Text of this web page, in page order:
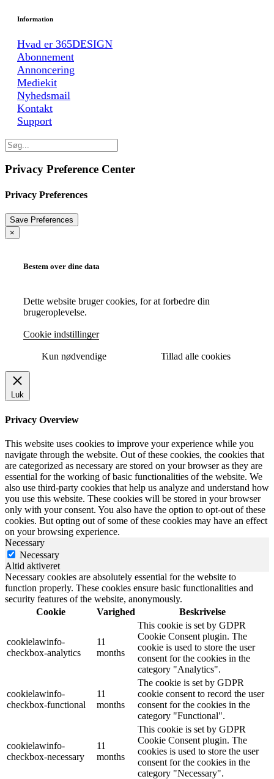
Information
Hvad er 365DESIGN
Abonnement
Annoncering
Mediekit
Nyhedsmail
Kontakt
Support
Privacy Preference Center
Privacy Preferences
×
Bestem over dine data
Dette website bruger cookies, for at forbedre din
brugeroplevelse.
Cookie indstillinger
Kun nødvendige Tillad alle cookies
Luk
Privacy Overview
This website uses cookies to improve your experience while you
navigate through the website. Out of these cookies, the cookies that
are categorized as necessary are stored on your browser as they are
essential for the working of basic functionalities of the website. We
also use third-party cookies that help us analyze and understand how
you use this website. These cookies will be stored in your browser
only with your consent. You also have the option to opt-out of these
cookies. But opting out of some of these cookies may have an effect
on your browsing experience.
Necessary
Necessary
Altid aktiveret
Necessary cookies are absolutely essential for the website to
function properly. These cookies ensure basic functionalities and
security features of the website, anonymously.
Cookie
Varighed Beskrivelse
cookielawinfo-
checkbox-analytics
11
months
This cookie is set by GDPR
Cookie Consent plugin. The
cookie is used to store the user
consent for the cookies in the
category "Analytics".
cookielawinfo-
checkbox-functional
11
months
The cookie is set by GDPR
cookie consent to record the user
consent for the cookies in the
category "Functional".
cookielawinfo-
checkbox-necessary
11
months
This cookie is set by GDPR
Cookie Consent plugin. The
cookies is used to store the user
consent for the cookies in the
category "Necessary".